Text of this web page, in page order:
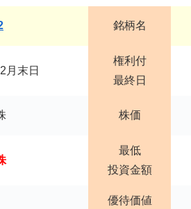
銘柄名
月末日
権利付
最終日
株価
最低
投資金額
優待価値